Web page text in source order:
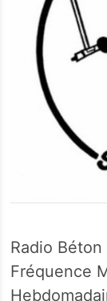
Radio Béton
Fréquence